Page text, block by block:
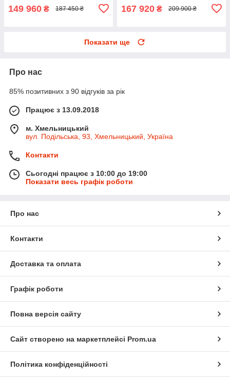
149 960 ₴ 187 450 ₴ 167 920 ₴ 209 900 ₴
Показати ще
Про нас
85% позитивних з 90 відгуків за рік
Працює з 13.09.2018
м. Хмельницький
вул. Подільська, 93, Хмельницький, Україна
Контакти
Сьогодні працює з 10:00 до 19:00
Показати весь графік роботи
Про нас
Контакти
Доставка та оплата
Графік роботи
Повна версія сайту
Сайт створено на маркетплейсі Prom.ua
Політика конфіденційності